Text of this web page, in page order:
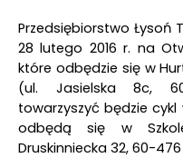
Przedsiębiorstwo Łysoń
28 lutego 2016 r. na
które odbędzie się w
(ul. Jasielska 8c,
towarzyszyć będzie cykl
odbędą się w
Druskinniecka 32, 60-